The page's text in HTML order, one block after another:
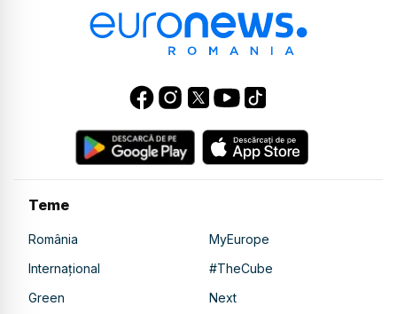
Teme
România
MyEurope
Internațional
#TheCube
Green
Next